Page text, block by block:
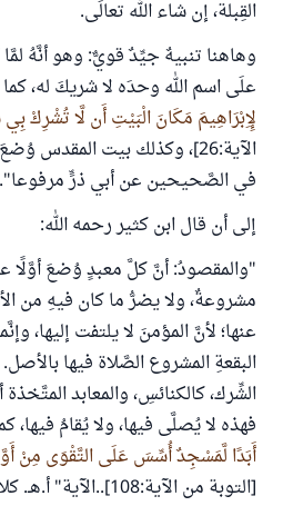
القِبلة، إن شاء الله تعالَى.
وهاهنا تنبيهٌ جيِّدٌ قويٌّ: وهو أنَّهُ
علَى اسم الله وحدَه لا شريكَ له،
لِإِبْرَاهِيمَ مَكَانَ الْبَيْتِ أَن لَّا تُشْرِكْ
الآية:26]، وكذلك بيت المقدس
في الصَّحيحين عن أبي ذرٍّ مرفوعا".
إلى أن قال ابن كثير رحمه الله:
"والمقصودُ: أنَّ كلَّ معبدٍ وُضعَ أوَّلًا
مشروعةٌ، ولا يضرُّ ما كان فيهِ من
عنها؛ لأنَّ المؤمنَ لا يلتفت إليها،
البقعةِ المشروع الصَّلاة فيها
الشِّرك، كالكنائسِ، والمعابد
فهذه لا يُصلَّى فيها، ولا يُقامُ فيها،
أَبَدًا لَّمَسْجِدٌ أُسِّسَ عَلَى التَّقْوَى مِنْ
[التوبة من الآية:108]..الآية" أ.هـ. كلام ابن كثير.